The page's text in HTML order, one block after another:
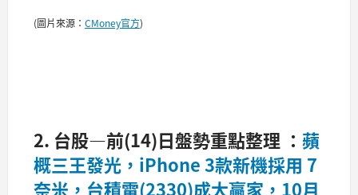
(圖片來源： CMoney官方)
2. 台股—前(14)日盤勢重點整理 ： 蘋
概三王發光，iPhone 3款新機採用 7
奈米，台積電(2330)成大贏家，10月